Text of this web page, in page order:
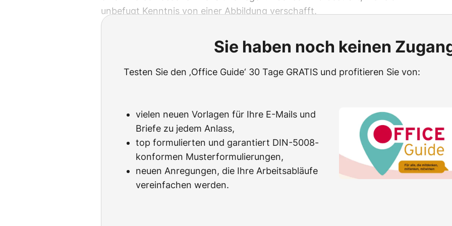
unbefugt Kenntnis von einer Abbildung verschafft.
Sie haben noch keinen
Testen Sie den ‚Office Guide‘ 30 Tage GRATIS und profitieren Sie von:
vielen neuen Vorlagen für Ihre E-Mails und
Briefe zu jedem Anlass,
top formulierten und garantiert DIN-5008-
konformen Musterformulierungen,
neuen Anregungen, die Ihre Arbeitsabläufe
vereinfachen werden.